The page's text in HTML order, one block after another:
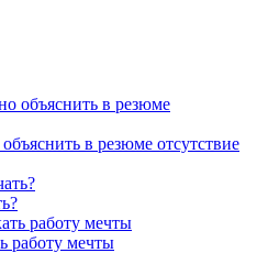
в резюме отсутствие
работу мечты